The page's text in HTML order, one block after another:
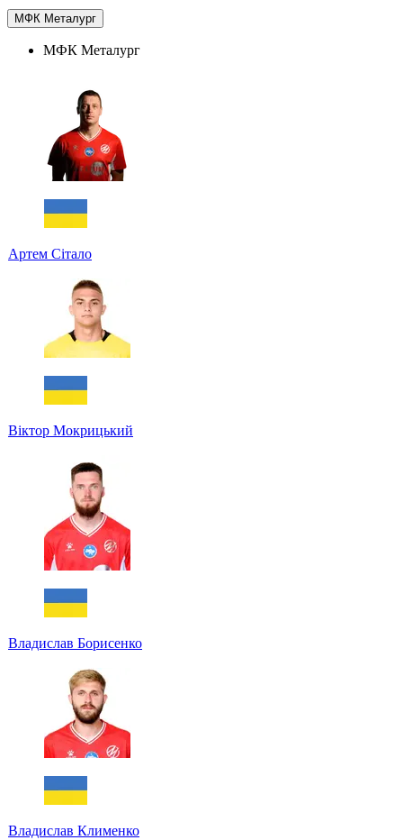
МФК Металург
МФК Металург
Артем Сітало
Віктор Мокрицький
Владислав Борисенко
Владислав Клименко